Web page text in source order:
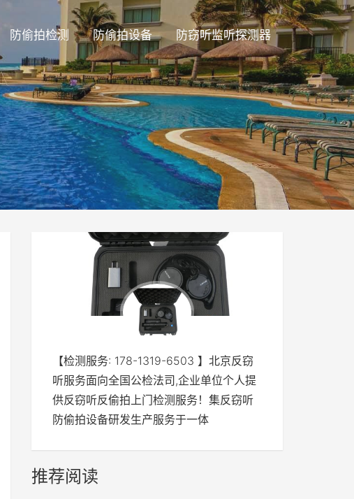
防偷拍检测 防偷拍设备 防窃听监听探测器
【检测服务: 178-1319-6503 】北京反窃
听服务面向全国公检法司,企业单位个人提
供反窃听反偷拍上门检测服务！集反窃听
防偷拍设备研发生产服务于一体
推荐阅读